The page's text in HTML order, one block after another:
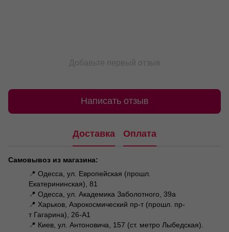
Добавьте первый отзыв
Написать отзыв
Доставка Оплата
Самовывоз из магазина:
📍 Одесса, ул. Европейская (прошл.
Екатерининская), 81
📍 Одесса, ул. Академика Заболотного, 39а
📍 Харьков, Аэрокосмический пр-т (прошл. пр-
т Гагарина), 26-А1
📍 Киев, ул. Антоновича, 157 (ст. метро Лыбедская).